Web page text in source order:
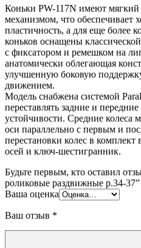
Коньки PW-117N имеют
механизмом, что обеспечивает
пластичность, а для еще более
коньков оснащены
с фиксатором и ремешком на
анатомически облегающая
улучшенную боковую
движением.
Модель снабжена системой
переставлять задние и
устойчивости. Средние колеса
оси параллельно с первым и
перестановки колес в
осей и ключ-шестигранник.
Будьте первым, кто оставил
роликовые раздвижные р.34-37”
Ваша оценка
Ваш отзыв *